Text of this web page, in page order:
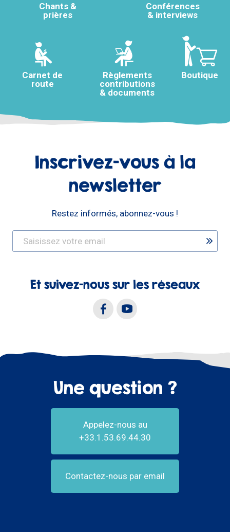
Chants &
prières
Conférences
& interviews
Carnet de
route
Règlements
contributions
& documents
Boutique
Inscrivez-vous à la
newsletter
Restez informés, abonnez-vous !
Et suivez-nous sur les réseaux
Une question ?
Appelez-nous au
+33.1.53.69.44.30
Contactez-nous par email